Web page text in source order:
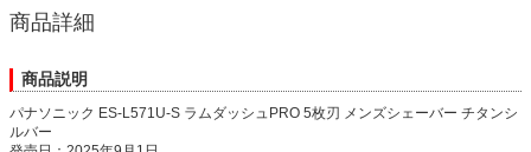
商品詳細
商品説明
パナソニック ES-L571U-S ラムダッシュPRO 5枚刃 メンズシェーバー チタンシ
ルバー